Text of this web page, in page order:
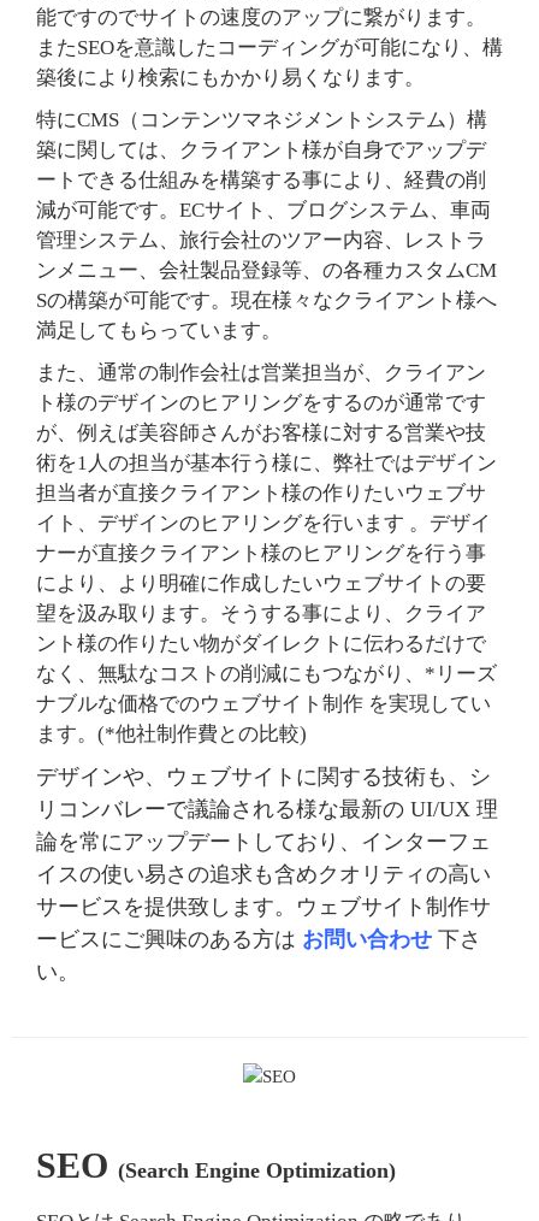
能ですのでサイトの速度のアップに繋がります。
またSEOを意識したコーディングが可能になり、構
築後により検索にもかかり易くなります。
特にCMS（コンテンツマネジメントシステム）構
築に関しては、クライアント様が自身でアップデ
ートできる仕組みを構築する事により、経費の削
減が可能です。ECサイト、ブログシステム、車両
管理システム、旅行会社のツアー内容、レストラ
ンメニュー、会社製品登録等、の各種カスタムCM
Sの構築が可能です。現在様々なクライアント様へ
満足してもらっています。
また、通常の制作会社は営業担当が、クライアン
ト様のデザインのヒアリングをするのが通常です
が、例えば美容師さんがお客様に対する営業や技
術を1人の担当が基本行う様に、弊社ではデザイン
担当者が直接クライアント様の作りたいウェブサ
イト、デザインのヒアリングを行います 。デザイ
ナーが直接クライアント様のヒアリングを行う事
により、より明確に作成したいウェブサイトの要
望を汲み取ります。そうする事により、クライア
ント様の作りたい物がダイレクトに伝わるだけで
なく、無駄なコストの削減にもつながり、*リーズ
ナブルな価格でのウェブサイト制作 を実現してい
ます。(*他社制作費との比較)
デザインや、ウェブサイトに関する技術も、シ
リコンバレーで議論される様な最新の UI/UX 理
論を常にアップデートしており、インターフェ
イスの使い易さの追求も含めクオリティの高い
サービスを提供致します。ウェブサイト制作サ
ービスにご興味のある方は お問い合わせ 下さ
い。
SEO (Search Engine Optimization)